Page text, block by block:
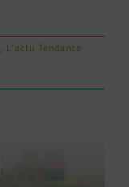
, L'actu Tendance